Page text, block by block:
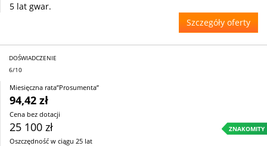
5 lat gwar.
Szczegóły oferty
DOŚWIADCZENIE
6/10
Miesięczna rata”Prosumenta”
94,42 zł
Cena bez dotacji
25 100 zł ZNAKOMITY
Oszczędność w ciągu 25 lat